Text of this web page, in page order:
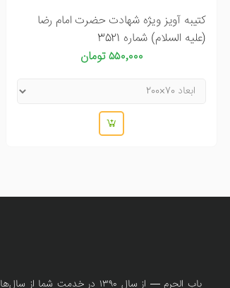
کتیبه آویز ویژه شهادت حضرت امام رضا
(علیه السلام) شماره 3521
۵۵۰٬۰۰۰ تومان
باب الحرم — از سال ۱۳۹۰ در خدمت شما از سال‌ها